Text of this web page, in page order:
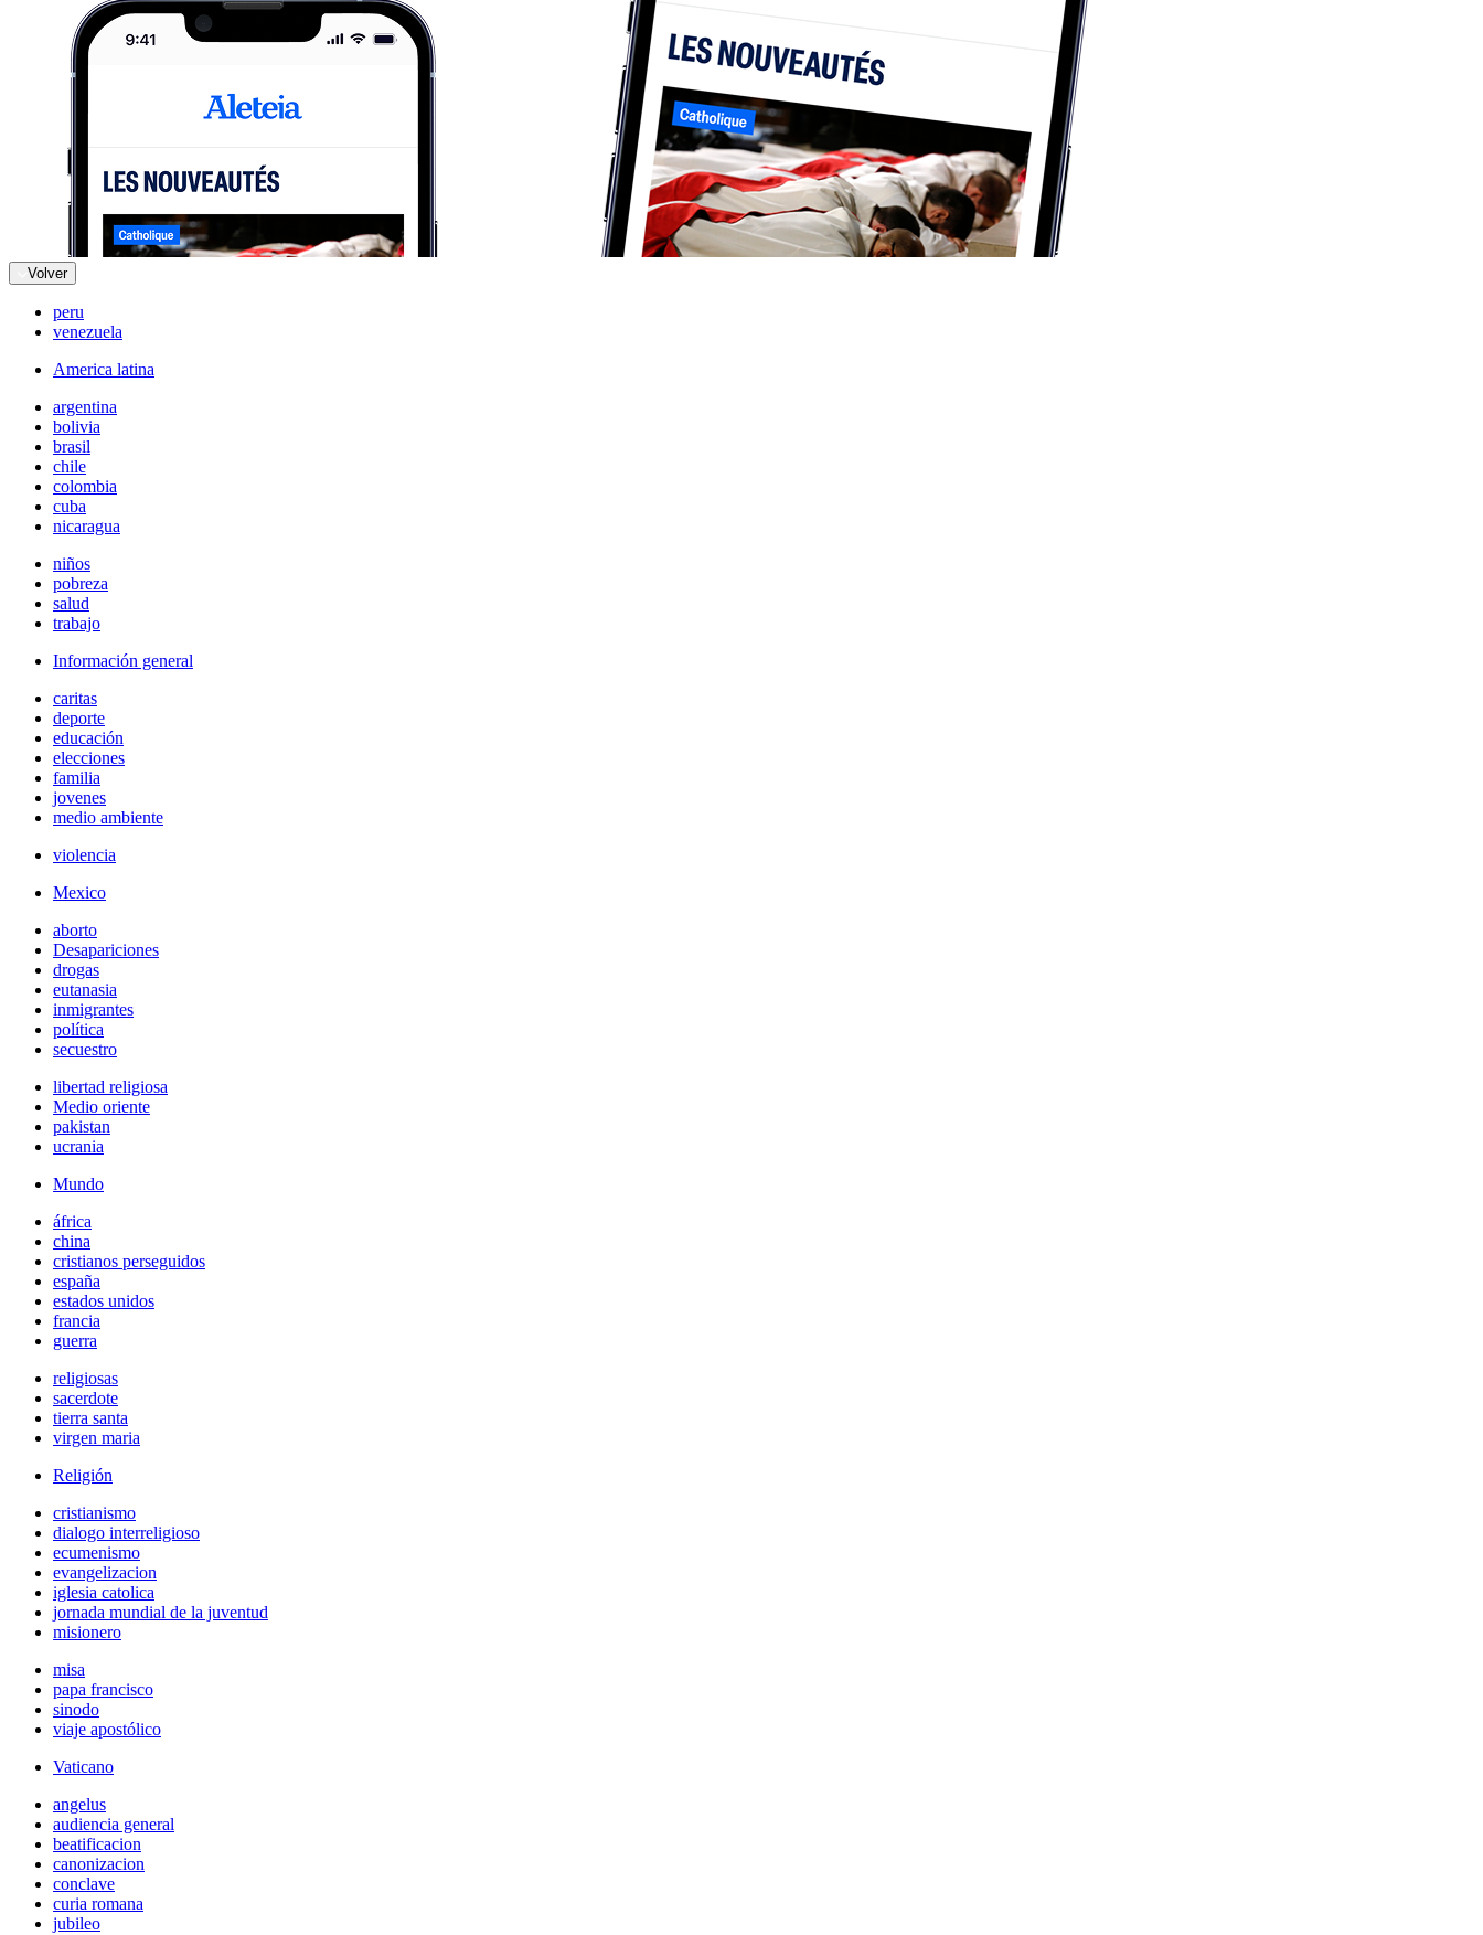
Volver
peru
venezuela
America latina
argentina
bolivia
brasil
chile
colombia
cuba
nicaragua
niños
pobreza
salud
trabajo
Información general
caritas
deporte
educación
elecciones
familia
jovenes
medio ambiente
violencia
Mexico
aborto
Desapariciones
drogas
eutanasia
inmigrantes
política
secuestro
libertad religiosa
Medio oriente
pakistan
ucrania
Mundo
áfrica
china
cristianos perseguidos
españa
estados unidos
francia
guerra
religiosas
sacerdote
tierra santa
virgen maria
Religión
cristianismo
dialogo interreligioso
ecumenismo
evangelizacion
iglesia catolica
jornada mundial de la juventud
misionero
misa
papa francisco
sinodo
viaje apostólico
Vaticano
angelus
audiencia general
beatificacion
canonizacion
conclave
curia romana
jubileo